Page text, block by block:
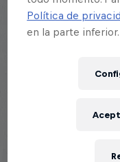
oportunidad en la
Política de
en la parte inferior.